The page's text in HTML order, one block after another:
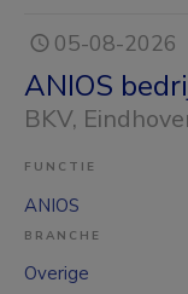
05-08-2026
ANIOS
BKV,
FUNCTIE
ANIOS
BRANCHE
Overige